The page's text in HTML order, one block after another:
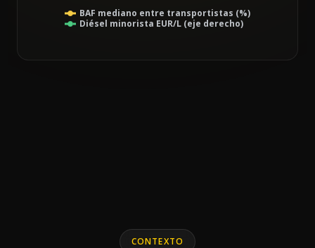
Line chart with 2 lines.
BAF mediano entre transportistas (%)
Diésel minorista EUR/L (eje derecho)
CONTEXTO